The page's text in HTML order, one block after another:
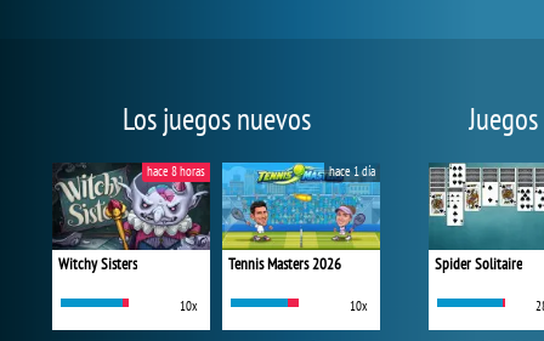
Los juegos nuevos
Witchy Sisters
10x
hace 8 horas
Tennis Masters 2026
10x
hace 1 día
Spider Solitaire